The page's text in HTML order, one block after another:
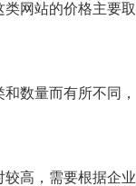
网站的价格主要取
数量而有所不同，
高，需要根据企业